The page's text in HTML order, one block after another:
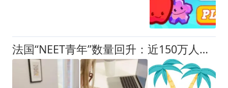
法国“NEET青年”数量回升：近150万人游离在就业、教育和培训之外，年轻人的就业之路为何越来越难？